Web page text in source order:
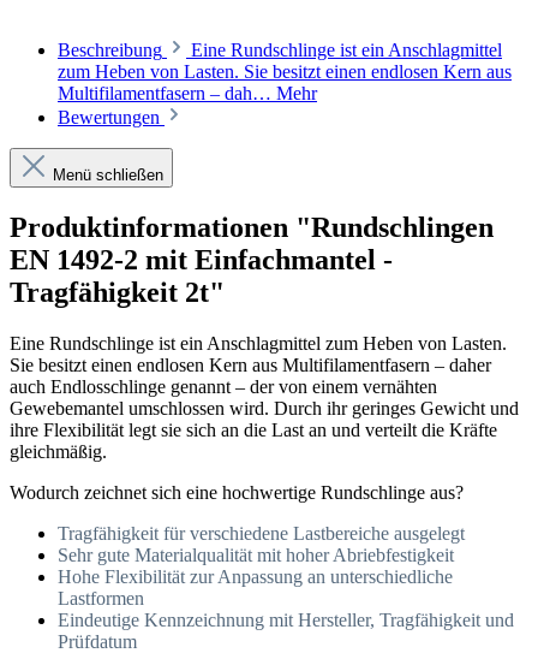
Beschreibung
Eine Rundschlinge ist ein Anschlagmittel
zum Heben von Lasten. Sie besitzt einen endlosen Kern aus
Multifilamentfasern – dah… Mehr
Bewertungen
Menü schließen
Produktinformationen "Rundschlingen
EN 1492-2 mit Einfachmantel -
Tragfähigkeit 2t"
Eine Rundschlinge ist ein Anschlagmittel zum Heben von Lasten.
Sie besitzt einen endlosen Kern aus Multifilamentfasern – daher
auch Endlosschlinge genannt – der von einem vernähten
Gewebemantel umschlossen wird. Durch ihr geringes Gewicht und
ihre Flexibilität legt sie sich an die Last an und verteilt die Kräfte
gleichmäßig.
Wodurch zeichnet sich eine hochwertige Rundschlinge aus?
Tragfähigkeit für verschiedene Lastbereiche ausgelegt
Sehr gute Materialqualität mit hoher Abriebfestigkeit
Hohe Flexibilität zur Anpassung an unterschiedliche
Lastformen
Eindeutige Kennzeichnung mit Hersteller, Tragfähigkeit und
Prüfdatum